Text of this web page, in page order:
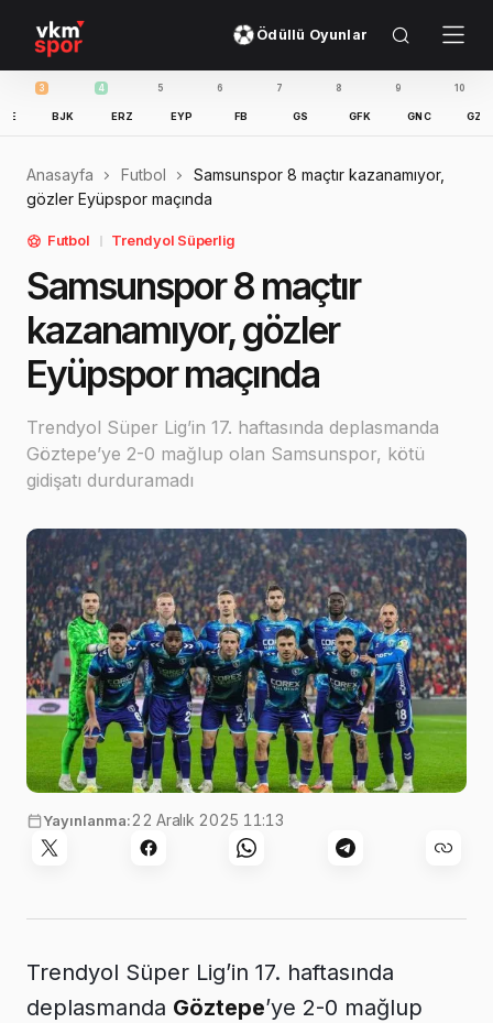
Ödüllü Oyunlar
BJK ERZ EYP FB GFK GNC GZT
Anasayfa Futbol
Samsunspor 8 maçtır kazanamıyor,
gözler Eyüpspor maçında
Futbol Trendyol Süperlig
Samsunspor 8 maçtır
kazanamıyor, gözler
Eyüpspor maçında
Trendyol Süper Lig’in 17. haftasında deplasmanda
Göztepe’ye 2-0 mağlup olan Samsunspor, kötü
gidişatı durduramadı
Yayınlanma:22 Aralık 2025 11:13
Trendyol Süper Lig’in 17. haftasında
deplasmanda Göztepe’ye 2-0 mağlup